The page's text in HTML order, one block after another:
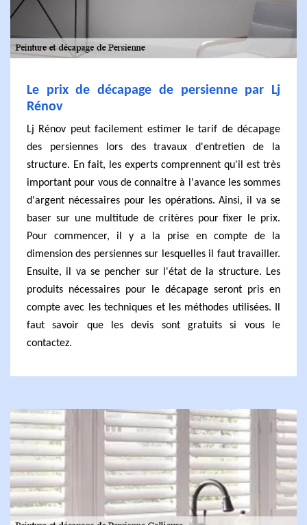
Le prix de décapage de persienne par Lj
Rénov
Lj Rénov peut facilement estimer le tarif de décapage
des persiennes lors des travaux d'entretien de la
structure. En fait, les experts comprennent qu'il est très
important pour vous de connaitre à l'avance les sommes
d'argent nécessaires pour les opérations. Ainsi, il va se
baser sur une multitude de critères pour fixer le prix.
Pour commencer, il y a la prise en compte de la
dimension des persiennes sur lesquelles il faut travailler.
Ensuite, il va se pencher sur l'état de la structure. Les
produits nécessaires pour le décapage seront pris en
compte avec les techniques et les méthodes utilisées. Il
faut savoir que les devis sont gratuits si vous le
contactez.